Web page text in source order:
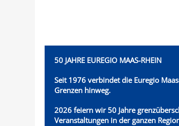
50 JAHRE EUREGIO MAAS-RHEIN
Seit 1976 verbindet die Euregio
Grenzen hinweg.
2026 feiern wir 50 Jahre
Veranstaltungen in der ganzen